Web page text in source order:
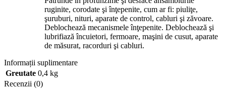
ruginite, corodate şi înţepenite, cum ar fi: piuliţe,
şuruburi, nituri, aparate de control, cabluri şi zăvoare.
Deblochează mecanismele înţepenite. Deblochează şi
lubrifiază încuietori, fermoare, maşini de cusut, aparate
de măsurat, racorduri şi cabluri.
Informații suplimentare
Greutate 0,4 kg
Recenzii (0)